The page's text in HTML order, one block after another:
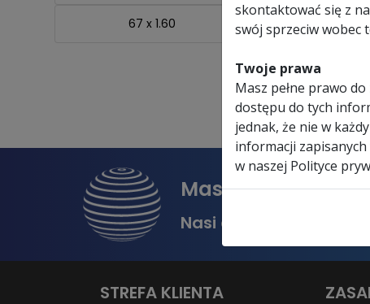
skontaktować się z
swój sprzeciw wobec
Twoje prawa
Masz pełne prawo
dostępu do tych
jednak, że nie w
informacji zapisanych
w naszej Polityce
67 x 1.60
Masz problem z
Nasi doradcy
STREFA KLIENTA